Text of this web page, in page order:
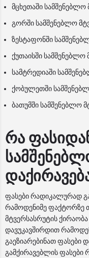
მცხეთაში სამშენებლო
გორში სამშენებლო
ზესტაფონში
ქუთაისში სამშენებლო
სამტრედიაში
ქობულეთში
ბათუმში სამშენებლო
რა
ფასები რადიკალურად
რამოდენიმე ფაქტორზე
მტვერსასრუტის
დავუკავშირდით
გაეზიარებინათ ფასები
გამქირავებლის